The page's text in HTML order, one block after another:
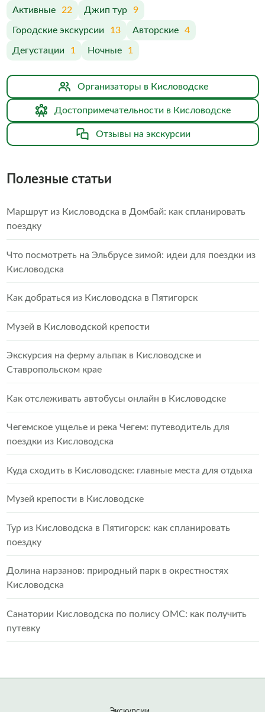
Активные 22 Джип тур 9
Городские экскурсии 13 Авторские 4
Дегустации 1 Ночные 1
Организаторы в Кисловодске
Достопримечательности в Кисловодске
Отзывы на экскурсии
Полезные статьи
Маршрут из Кисловодска в Домбай: как спланировать
поездку
Что посмотреть на Эльбрусе зимой: идеи для поездки из
Кисловодска
Как добраться из Кисловодска в Пятигорск
Музей в Кисловодской крепости
Экскурсия на ферму альпак в Кисловодске и
Ставропольском крае
Как отслеживать автобусы онлайн в Кисловодске
Чегемское ущелье и река Чегем: путеводитель для
поездки из Кисловодска
Куда сходить в Кисловодске: главные места для отдыха
Музей крепости в Кисловодске
Тур из Кисловодска в Пятигорск: как спланировать
поездку
Долина нарзанов: природный парк в окрестностях
Кисловодска
Санатории Кисловодска по полису ОМС: как получить
путевку